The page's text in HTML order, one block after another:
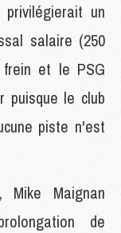
un
salaire (250
et le PSG
puisque le club
piste n'est
Maignan
de